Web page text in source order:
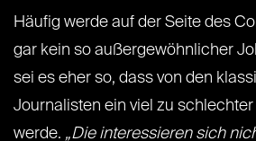
Häufig werde auf der Seite des
gar kein so außergewöhnlicher
sei es eher so, dass von den
Journalisten ein viel zu
werde. „Die interessieren sich